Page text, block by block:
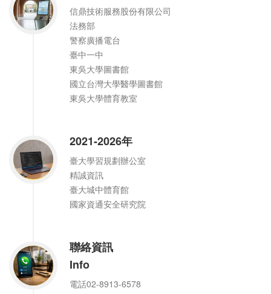
信鼎技術服務股份有限公司
法務部
警察廣播電台
臺中一中
東吳大學圖書館
國立台灣大學醫學圖書館
東吳大學體育教室
2021-2026年
臺大學習規劃辦公室
精誠資訊
臺大城中體育館
國家資通安全研究院
聯絡資訊
Info
電話02-8913-6578